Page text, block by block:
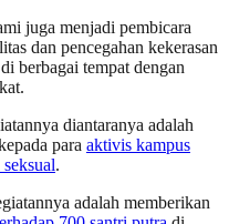
juga menjadi pembicara
dan pencegahan kekerasan
berbagai tempat dengan
diantaranya adalah
para aktivis kampus
.
adalah memberikan